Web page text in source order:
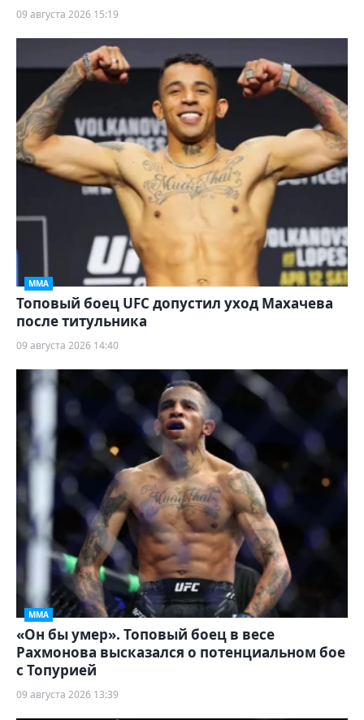
09 августа 2026 15:19
ММА
Топовый боец UFC допустил уход Махачева
после титульника
09 августа 2026 14:40
ММА
«Он бы умер». Топовый боец в весе
Рахмонова высказался о потенциальном бое
с Топурией
09 августа 2026 13:39